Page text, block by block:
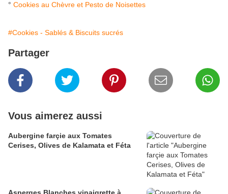
° Cookies au Chèvre et Pesto de Noisettes
#Cookies - Sablés & Biscuits sucrés
Partager
Vous aimerez aussi
Aubergine farçie aux Tomates
Cerises, Olives de Kalamata et Féta